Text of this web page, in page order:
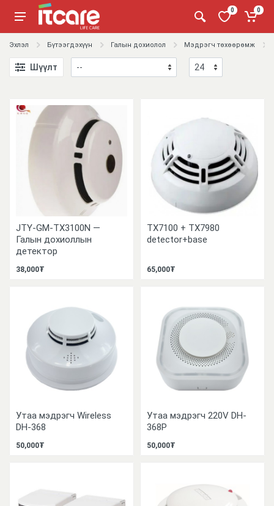
0 0
Эхлэл Бүтээгдэхүүн Галын дохиолол Мэдрэгч төхөөрөмж
Шүүлт
JTY-GM-TX3100N —
Галын дохиоллын
детектор
38,000₮
TX7100 + TX7980
detector+base
65,000₮
Утаа мэдрэгч Wireless
DH-368
50,000₮
Утаа мэдрэгч 220V DH-
368P
50,000₮